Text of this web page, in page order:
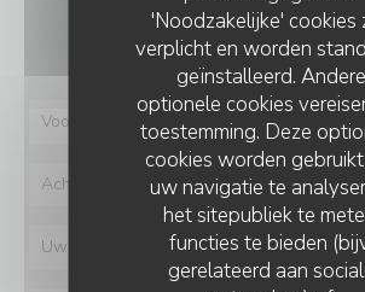
'Noodzakelijke' cookies
verplicht en worden
geïnstalleerd. Andere
optionele cookies
toestemming. Deze
cookies worden
uw navigatie te
het sitepubliek te
functies te bieden
gerelateerd aan
Wilt u contact met ons
Vul het onderstaande